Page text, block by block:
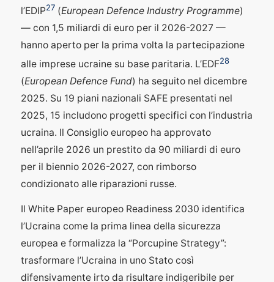
l’EDIP27 (European Defence Industry Programme)
— con 1,5 miliardi di euro per il 2026-2027 —
hanno aperto per la prima volta la partecipazione
alle imprese ucraine su base paritaria. L’EDF28
(European Defence Fund) ha seguito nel dicembre
2025. Su 19 piani nazionali SAFE presentati nel
2025, 15 includono progetti specifici con l’industria
ucraina. Il Consiglio europeo ha approvato
nell’aprile 2026 un prestito da 90 miliardi di euro
per il biennio 2026-2027, con rimborso
condizionato alle riparazioni russe.
Il White Paper europeo Readiness 2030 identifica
l’Ucraina come la prima linea della sicurezza
europea e formalizza la “Porcupine Strategy”:
trasformare l’Ucraina in uno Stato così
difensivamente irto da risultare indigeribile per